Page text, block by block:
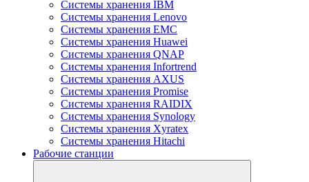
Системы хранения IBM
Системы хранения Lenovo
Системы хранения EMC
Системы хранения Huawei
Системы хранения QNAP
Системы хранения Infortrend
Системы хранения AXUS
Системы хранения Promise
Системы хранения RAIDIX
Системы хранения Synology
Системы хранения Xyratex
Системы хранения Hitachi
Рабочие станции